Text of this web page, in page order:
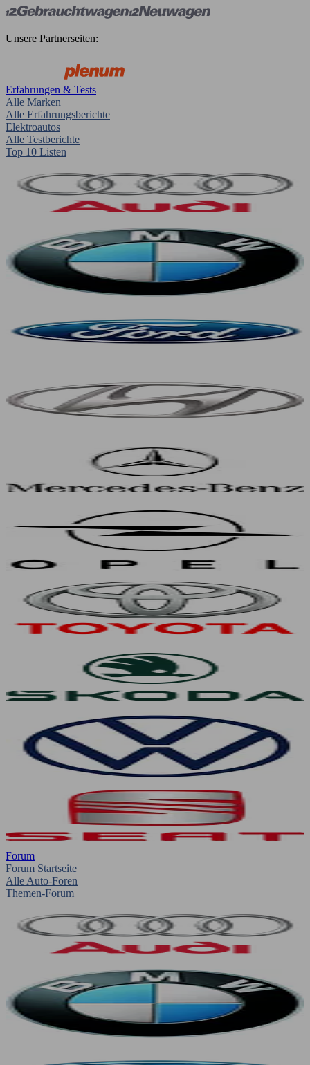
Unsere Partnerseiten:
Erfahrungen & Tests
Alle Marken
Alle Erfahrungsberichte
Elektroautos
Alle Testberichte
Top 10 Listen
Forum
Forum Startseite
Alle Auto-Foren
Themen-Forum